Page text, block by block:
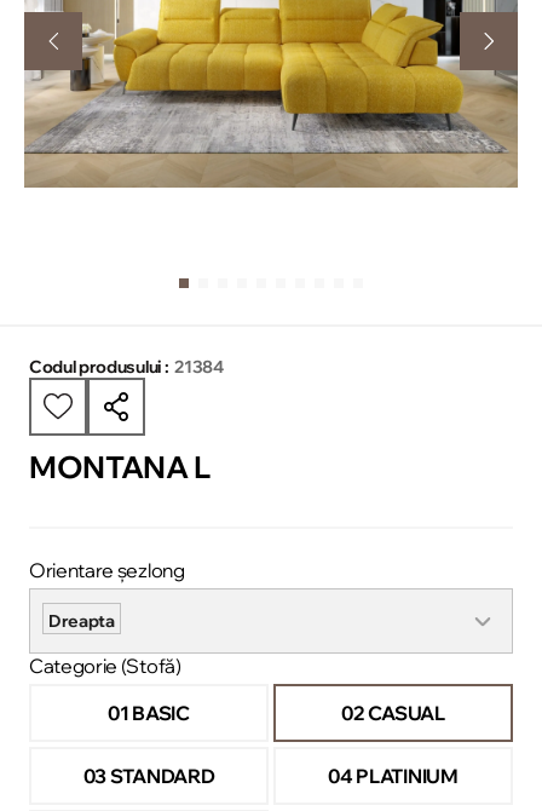
Codul produsului : 21384
MONTANA L
Orientare șezlong
Dreapta
Categorie (Stofă)
01 BASIC
02 CASUAL
03 STANDARD 04 PLATINIUM